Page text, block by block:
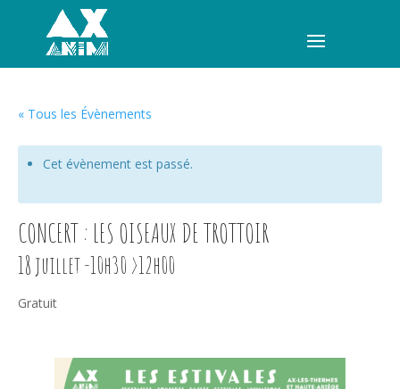
« Tous les Évènements
Cet évènement est passé.
CONCERT : LES OISEAUX DE TROTTOIR
18 juillet -10h30 >12h00
Gratuit